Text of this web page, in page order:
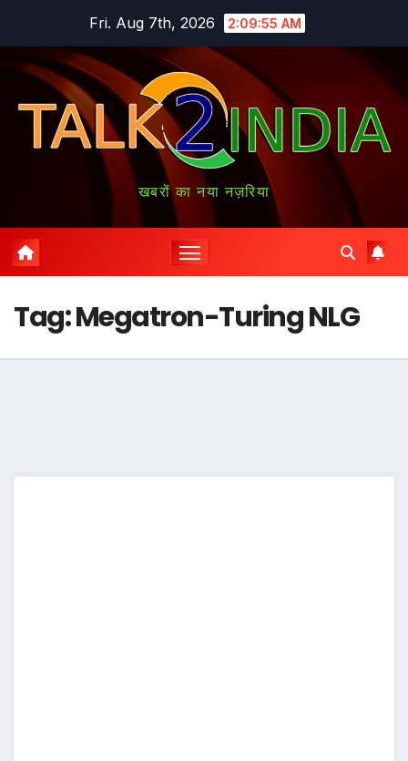
content
Fri. Aug 7th, 2026 2:09:56 AM
खबरों का नया नज़रिया
Tag:Megatron-Turing NLG